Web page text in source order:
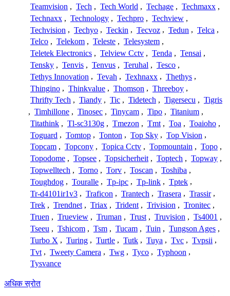
Teamvision , Tech , Tech World , Techage , Techmaxx ,
Technaxx , Technology , Techpro , Techview ,
Techvision , Techyo , Teckin , Tecvoz , Tedun , Telca ,
Telco , Telekom , Teleste , Telesystem ,
Teletek Electronics , Telview Cctv , Tenda , Tensai ,
Tensky , Tenvis , Tenvus , Teruhal , Tesco ,
Tethys Innovation , Tevah , Texhnaxx , Thethys ,
Thingino , Thinkvalue , Thomson , Threeboy ,
Thrifty Tech , Tiandy , Tic , Tidetech , Tigersecu , Tigris
, Timhillone , Tinosec , Tinycam , Tipo , Titanium ,
Titathink , Tl-sc3130g , Tmezon , Tmt , Toa , Toaioho ,
Toguard , Tomtop , Tonton , Top Sky , Top Vision ,
Topcam , Topcony , Topica Cctv , Topmountain , Topo ,
Topodome , Topsee , Topsicherheit , Toptech , Topway ,
Topwelltech , Torno , Torv , Toscan , Toshiba ,
Toughdog , Touralle , Tp-ipc , Tp-link , Tptek ,
Tr-d4101ir1v3 , Traficon , Trantech , Trasera , Trassir ,
Trek , Trendnet , Triax , Trident , Trivision , Tronitec ,
Truen , Trueview , Truman , Trust , Truvision , Ts4001 ,
Tseeu , Tshicom , Tsm , Tucam , Tuin , Tungson Ages ,
Turbo X , Turing , Turtle , Tutk , Tuya , Tvc , Tvpsii ,
Tvt , Tweety Camera , Twg , Tyco , Typhoon ,
Tysvance
अधिक स्रोत